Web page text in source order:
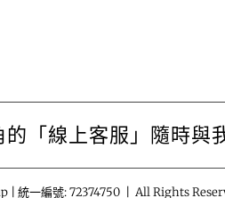
「線上客服」隨時與
| 統一編號: 72374750 | All Rights